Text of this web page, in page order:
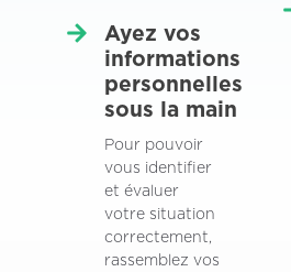
Ayez vos
informations
personnelles
sous la main
Pour pouvoir
vous identifier
et évaluer
votre situation
correctement,
rassemblez vos